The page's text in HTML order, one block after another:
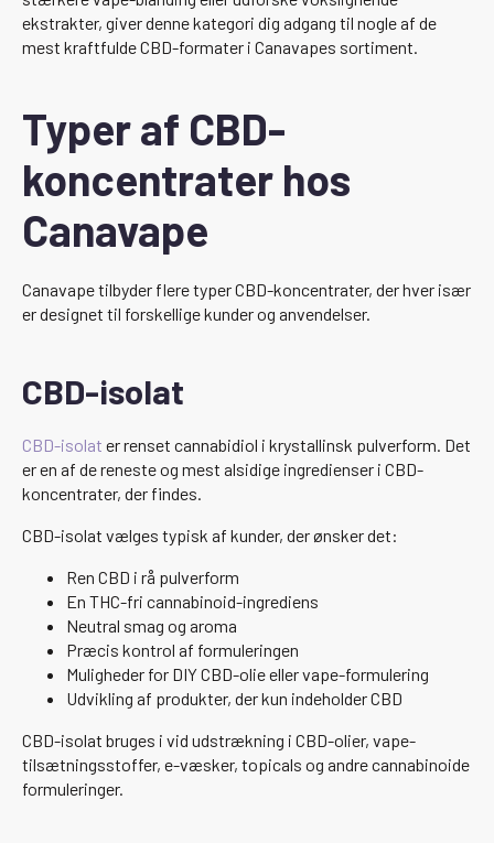
ekstrakter, giver denne kategori dig adgang til nogle af de
mest kraftfulde CBD-formater i Canavapes sortiment.
Typer af CBD-
koncentrater hos
Canavape
Canavape tilbyder flere typer CBD-koncentrater, der hver især
er designet til forskellige kunder og anvendelser.
CBD-isolat
CBD-isolat er renset cannabidiol i krystallinsk pulverform. Det
er en af de reneste og mest alsidige ingredienser i CBD-
koncentrater, der findes.
CBD-isolat vælges typisk af kunder, der ønsker det:
Ren CBD i rå pulverform
En THC-fri cannabinoid-ingrediens
Neutral smag og aroma
Præcis kontrol af formuleringen
Muligheder for DIY CBD-olie eller vape-formulering
Udvikling af produkter, der kun indeholder CBD
CBD-isolat bruges i vid udstrækning i CBD-olier, vape-
tilsætningsstoffer, e-væsker, topicals og andre cannabinoide
formuleringer.